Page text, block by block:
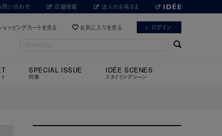
問い合わせ 店舗情報 法人のお客さま
ョッピングカートを見る お気に入りを見る ログイン
SPECIAL ISSUE
特集
IDÉE SCENES
スタイリングシーン